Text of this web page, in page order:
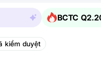
BCTC
kiểm duyệt